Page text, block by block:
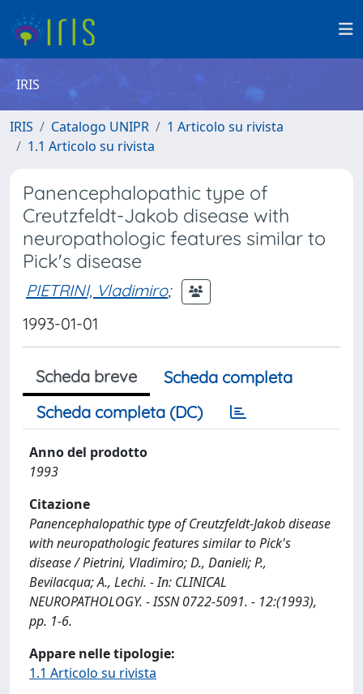
IRIS
IRIS Catalogo UNIPR
1 Articolo su rivista
1.1 Articolo su rivista
Panencephalopathic type of
Creutzfeldt-Jakob disease with
neuropathologic features similar to
Pick's disease
PIETRINI, Vladimiro;
1993-01-01
Scheda breve
Scheda completa
Scheda completa (DC)
Anno del prodotto
1993
Citazione
Panencephalopathic type of Creutzfeldt-Jakob disease
with neuropathologic features similar to Pick's
disease / Pietrini, Vladimiro; D., Danieli; P.,
Bevilacqua; A., Lechi. - In: CLINICAL
NEUROPATHOLOGY. - ISSN 0722-5091. - 12:(1993),
pp. 1-6.
Appare nelle tipologie:
1.1 Articolo su rivista